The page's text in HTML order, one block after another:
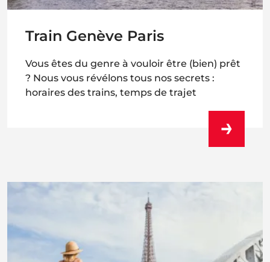
Train Genève Paris
Vous êtes du genre à vouloir être (bien) prêt
? Nous vous révélons tous nos secrets :
horaires des trains, temps de trajet